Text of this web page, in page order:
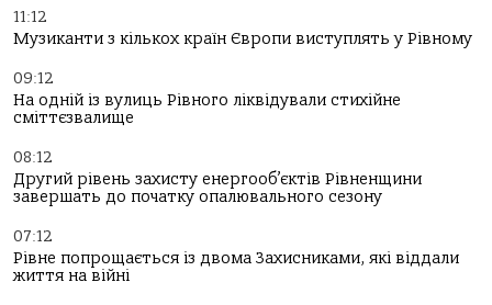
11:12
Музиканти з кількох країн Європи виступлять у Рівному
09:12
На одній із вулиць Рівного ліквідували стихійне
сміттєзвалище
08:12
Другий рівень захисту енергооб’єктів Рівненщини
завершать до початку опалювального сезону
07:12
Рівне попрощається із двома Захисниками, які віддали
життя на війні